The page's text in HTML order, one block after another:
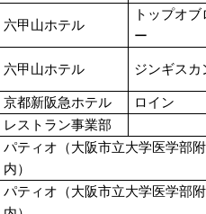
六甲山ホテル
トップオ
ー
六甲山ホテル ジンギスカ
京都新阪急ホテル
ロイン
レストラン事業部
パティオ（大阪市立大学医学部
内）
パティオ（大阪市立大学医学部